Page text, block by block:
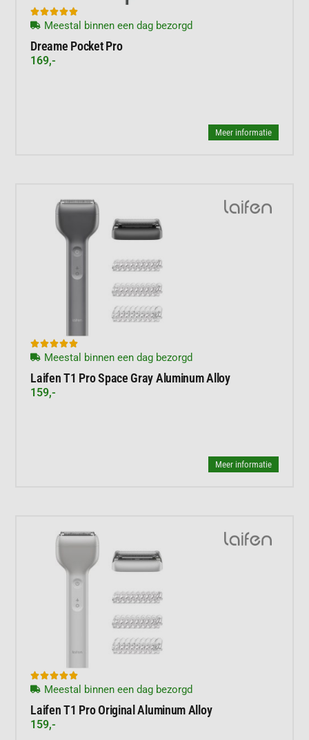

Meestal binnen een dag bezorgd
Dreame Pocket Pro
169,-
Meer informatie

Meestal binnen een dag bezorgd
Laifen T1 Pro Space Gray Aluminum Alloy
159,-
Meer informatie

Meestal binnen een dag bezorgd
Laifen T1 Pro Original Aluminum Alloy
159,-